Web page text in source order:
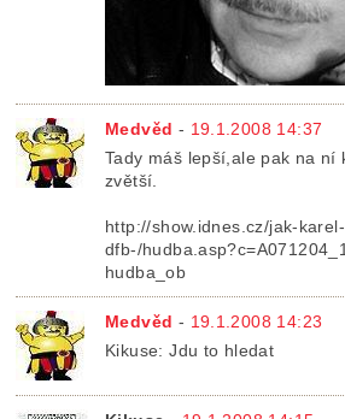
Medvěd - 19.1.2008 14:37
Tady máš lepší,ale pak na ní
zvětší.
http://show.idnes.cz/jak-
dfb-/
hudba_ob
Medvěd - 19.1.2008 14:23
Kikuse: Jdu to hledat